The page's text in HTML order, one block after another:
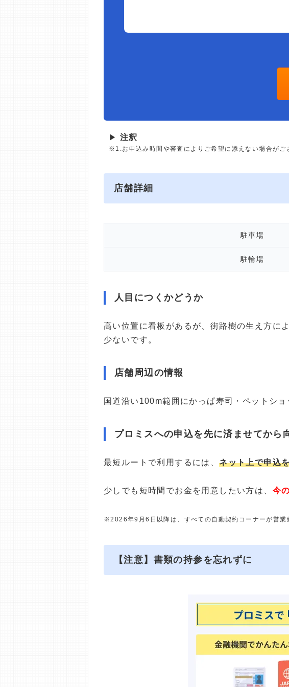
▶ 注釈
※1.お申込み時間や審査によりご希望に添えない場合がご
店舗詳細
駐車場
駐輪場
人目につくかどうか
高い位置に看板があるが、街路樹の生え方に
少ないです。
店舗周辺の情報
国道沿い100m範囲にかっぱ寿司・ペットシ
プロミスへの申込を先に済ませてから
最短ルートで利用するには、ネット上で申込
少しでも短時間でお金を用意したい方は、 今
※2026年9月6日以降は、すべての自動契約コーナーが営業
【注意】書類の持参を忘れずに